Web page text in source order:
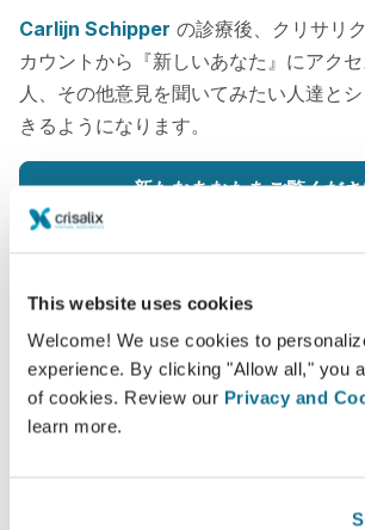
This website uses cookies
Welcome! We use cookies to
experience. By clicking "Allow all," you
of cookies. Review our Privacy and
learn more.
Carlijn Schipper の診療後、クリサリ
カウントから『新しいあなた』にアク
人、その他意見を聞いてみたい人達と
きるようになります。
新たなあなたをご覧くだ
簡単ですし安全
クリサリクスは、常にあなたのプラ
プライバシーは守られてい